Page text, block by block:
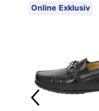
Online Exklusiv